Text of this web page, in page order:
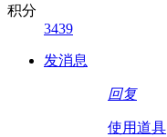
积分
3439
发消息
回复
使用道具